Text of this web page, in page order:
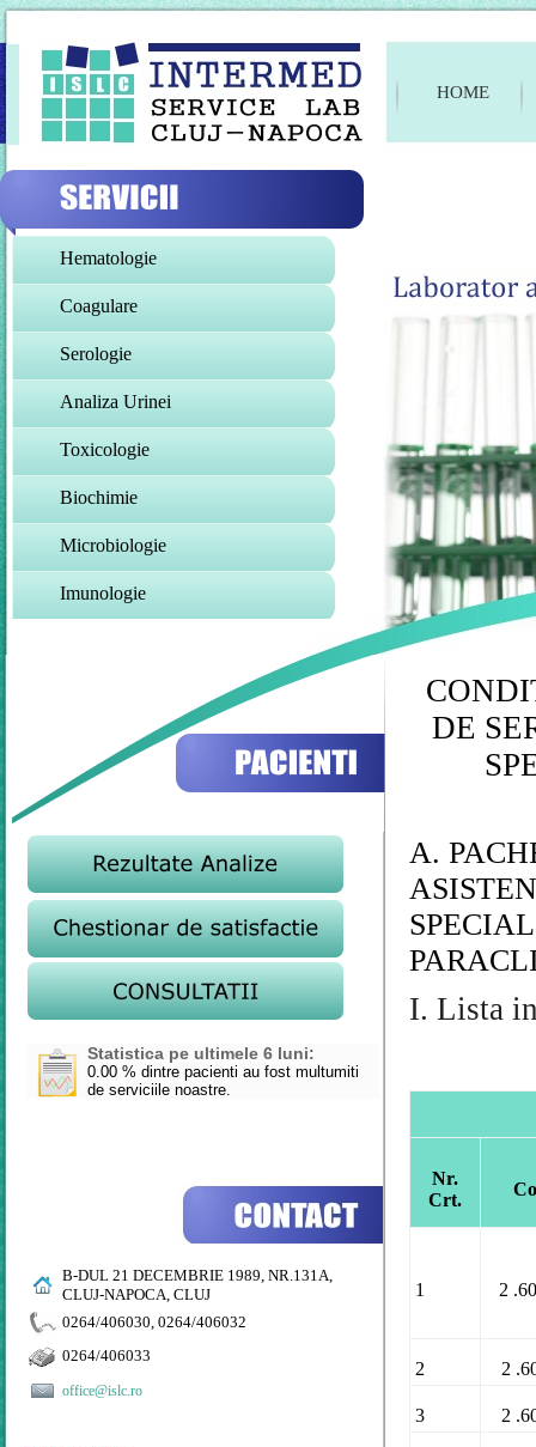
HOME
Hematologie
Coagulare
Serologie
Analiza Urinei
Toxicologie
Biochimie
Microbiologie
Imunologie
Statistica pe ultimele 6 luni:
0.00 % dintre pacienti au fost multumiti
de serviciile noastre.
B-DUL 21 DECEMBRIE 1989, NR.131A,
CLUJ-NAPOCA, CLUJ
0264/406030, 0264/406032
0264/406033
office@islc.ro
DE
A.
I. Lista
Nr.
Crt.
1 2
2 2
3 2